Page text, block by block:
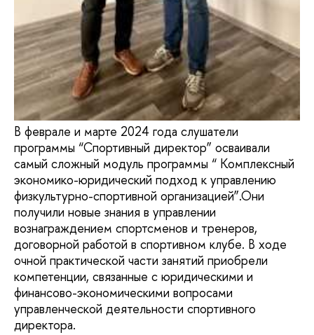
В феврале и марте 2024 года слушатели
программы “Спортивный директор” осваивали
самый сложный модуль программы “ Комплексный
экономико-юридический подход к управлению
физкультурно-спортивной организацией”.Они
получили новые знания в управлении
вознаграждением спортсменов и тренеров,
договорной работой в спортивном клубе. В ходе
очной практической части занятий приобрели
компетенции, связанные с юридическими и
финансово-экономическими вопросами
управленческой деятельности спортивного
директора.